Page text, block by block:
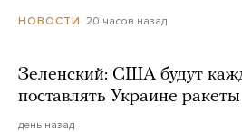
НОВОСТИ 20 часов назад
Зеленский: США будут
поставлять Украине
день назад